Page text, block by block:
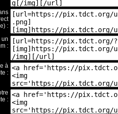
:
un
:
à
:
: